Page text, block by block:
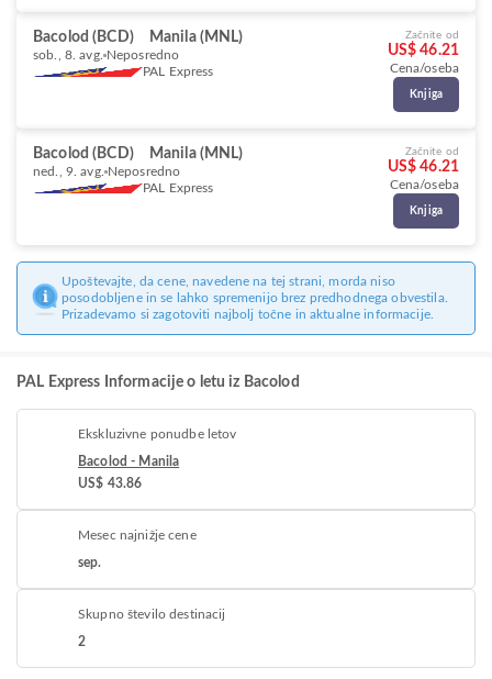
Bacolod (BCD) Manila (MNL)
sob., 8. avg. Neposredno
PAL Express
Začnite od
US$ 46.21
Cena/oseba
Knjiga
Bacolod (BCD) Manila (MNL)
ned., 9. avg. Neposredno
PAL Express
Začnite od
US$ 46.21
Cena/oseba
Knjiga
Upoštevajte, da cene, navedene na tej strani, morda niso
posodobljene in se lahko spremenijo brez predhodnega obvestila.
Prizadevamo si zagotoviti najbolj točne in aktualne informacije.
PAL Express Informacije o letu iz Bacolod
Ekskluzivne ponudbe letov
Bacolod - Manila
US$ 43.86
Mesec najnižje cene
sep.
Skupno število destinacij
2